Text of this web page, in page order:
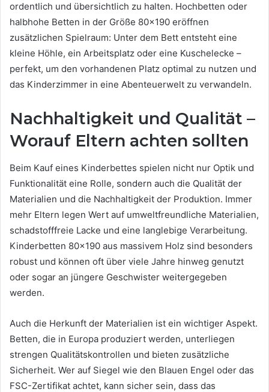
ordentlich und übersichtlich zu halten. Hochbetten oder
halbhohe Betten in der Größe 80×190 eröffnen
zusätzlichen Spielraum: Unter dem Bett entsteht eine
kleine Höhle, ein Arbeitsplatz oder eine Kuschelecke –
perfekt, um den vorhandenen Platz optimal zu nutzen und
das Kinderzimmer in eine Abenteuerwelt zu verwandeln.
Nachhaltigkeit und Qualität –
Worauf Eltern achten sollten
Beim Kauf eines Kinderbettes spielen nicht nur Optik und
Funktionalität eine Rolle, sondern auch die Qualität der
Materialien und die Nachhaltigkeit der Produktion. Immer
mehr Eltern legen Wert auf umweltfreundliche Materialien,
schadstofffreie Lacke und eine langlebige Verarbeitung.
Kinderbetten 80×190 aus massivem Holz sind besonders
robust und können oft über viele Jahre hinweg genutzt
oder sogar an jüngere Geschwister weitergegeben
werden.
Auch die Herkunft der Materialien ist ein wichtiger Aspekt.
Betten, die in Europa produziert werden, unterliegen
strengen Qualitätskontrollen und bieten zusätzliche
Sicherheit. Wer auf Siegel wie den Blauen Engel oder das
FSC-Zertifikat achtet, kann sicher sein, dass das